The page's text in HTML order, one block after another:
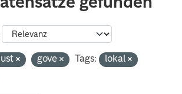
gefunden
gove Tags:
lokal